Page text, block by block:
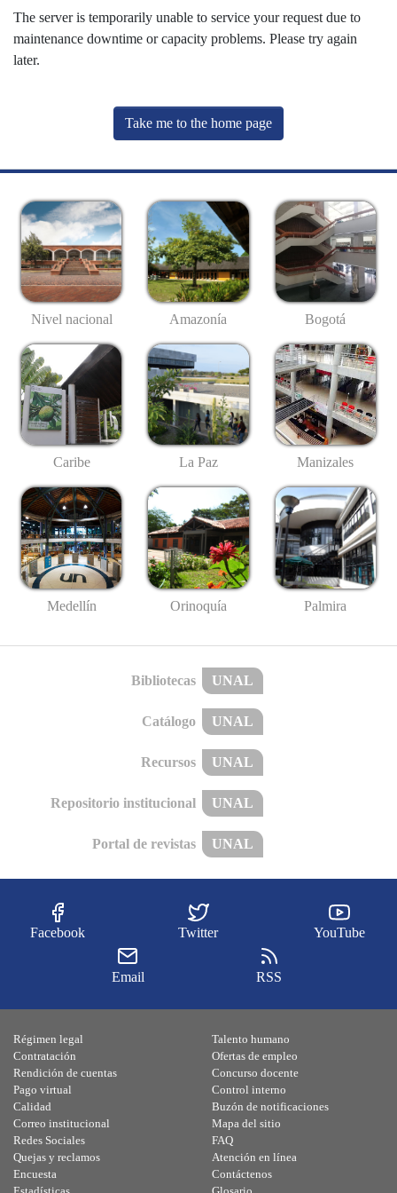
The server is temporarily unable to service your request due to
maintenance downtime or capacity problems. Please try again
later.
Take me to the home page
Nivel nacional Amazonía Bogotá
Caribe La Paz Manizales
Medellín Orinoquía Palmira
Bibliotecas UNAL
Catálogo UNAL
Recursos UNAL
Repositorio institucional UNAL
Portal de revistas UNAL
Facebook Twitter YouTube
Email RSS
Régimen legal
Contratación
Rendición de cuentas
Pago virtual
Calidad
Talento humano
Ofertas de empleo
Concurso docente
Control interno
Buzón de notificaciones
Correo institucional
Redes Sociales
Quejas y reclamos
Encuesta
Mapa del sitio
FAQ
Atención en línea
Contáctenos